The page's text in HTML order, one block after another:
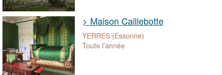
> Maison Caillebotte
YERRES (Essonne)
Toute l’année